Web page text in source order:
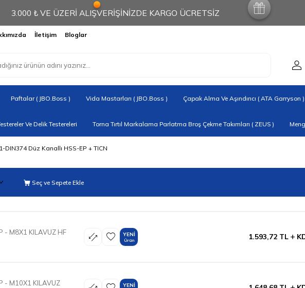
3.000 ₺ VE ÜZERİ ALIŞVERİŞİNİZDE KARGO ÜCRETSİZ
İletişim Bloglar
Paftalar ( JBO.Boss ) Vida Mastarları ( JBO.Boss ) Çapak Alma Ve Aşındırıcı ( ATA Garryson )
Ve Delik Testereleri Torna Tırtıl Markalama Parlatma Broş Çekme Takımları ( ZEUS )
DIN374 Düz Kanallı HSS-EP + TICN
Seç ve Sepete Ekle
- M8X1 KILAVUZ HF
YENI
Ürün 1.593,72 TL
- M10X1 KILAVUZ
YENI